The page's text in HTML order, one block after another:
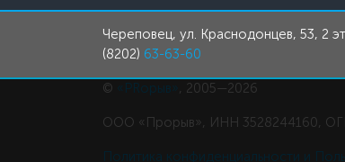
Череповец, ул. Краснодонцев, 53, 2
(8202) 63-63-60
© «PRорыв» , 2005—2026
ООО «Прорыв», ИНН 3528244160,
Политика конфиденциальности и